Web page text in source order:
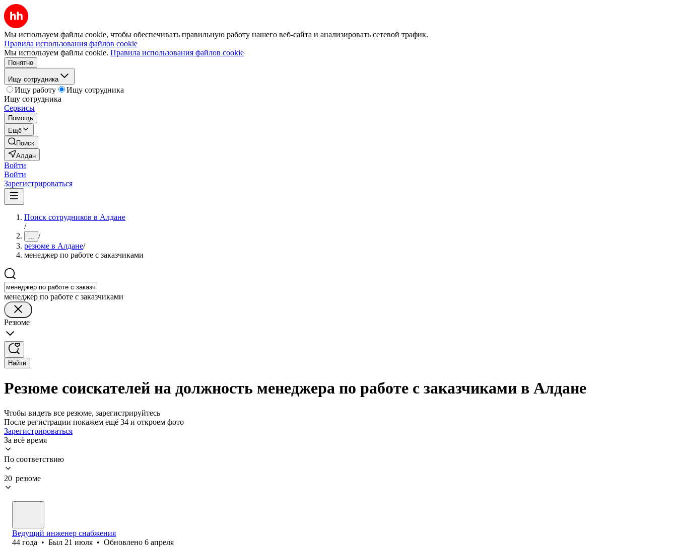
Мы используем файлы cookie, чтобы обеспечивать правильную работу нашего веб-сайта и анализировать сетевой трафик.
Правила использования файлов cookie
Мы используем файлы cookie. Правила использования файлов cookie
Понятно
Ищу сотрудника
Ищу работу
Ищу сотрудника
Ищу сотрудника
Сервисы
Помощь
Ещё
Поиск
Алдан
Войти
Войти
Зарегистрироваться
Поиск сотрудников в Алдане
/
... /
резюме в Алдане/
менеджер по работе с заказчиками
менеджер по работе с заказчиками
Резюме
Найти
Резюме соискателей на должность менеджера по работе с заказчиками в Алдане
Чтобы видеть все резюме, зарегистрируйтесь
После регистрации покажем ещё 34 и откроем фото
Зарегистрироваться
За всё время
По соответствию
20 резюме
Ведущий инженер снабжения
44 года • Был 21 июля • Обновлено 6 апреля